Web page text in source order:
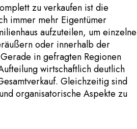
zu verkaufen ist die
immer mehr Eigentümer
aufzuteilen, um einzelne
oder innerhalb der
in gefragten Regionen
wirtschaftlich deutlich
Gleichzeitig sind
organisatorische Aspekte zu